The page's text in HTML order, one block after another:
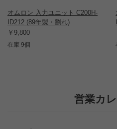
オムロン 入力ユニット C200H-
ID212 (89年製・割れ)
￥9,800
在庫 9個
営業カ